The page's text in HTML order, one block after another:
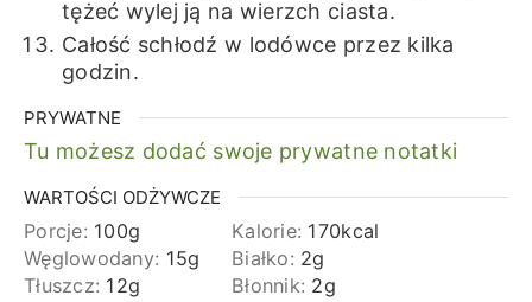
tężeć wylej ją na wierzch ciasta.
Całość schłodź w lodówce przez kilka
godzin.
PRYWATNE
Tu możesz dodać swoje prywatne notatki
WARTOŚCI ODŻYWCZE
Porcje: 100g Kalorie: 170kcal
Węglowodany: 15g Białko: 2g
Tłuszcz: 12g Błonnik: 2g